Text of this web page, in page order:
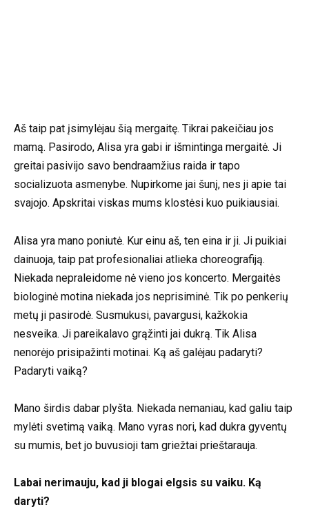
Aš taip pat įsimylėjau šią mergaitę. Tikrai pakeičiau jos
mamą. Pasirodo, Alisa yra gabi ir išmintinga mergaitė. Ji
greitai pasivijo savo bendraamžius raida ir tapo
socializuota asmenybe. Nupirkome jai šunį, nes ji apie tai
svajojo. Apskritai viskas mums klostėsi kuo puikiausiai.
Alisa yra mano poniutė. Kur einu aš, ten eina ir ji. Ji puikiai
dainuoja, taip pat profesionaliai atlieka choreografiją.
Niekada nepraleidome nė vieno jos koncerto. Mergaitės
biologinė motina niekada jos neprisiminė. Tik po penkerių
metų ji pasirodė. Susmukusi, pavargusi, kažkokia
nesveika. Ji pareikalavo grąžinti jai dukrą. Tik Alisa
nenorėjo prisipažinti motinai. Ką aš galėjau padaryti?
Padaryti vaiką?
Mano širdis dabar plyšta. Niekada nemaniau, kad galiu taip
mylėti svetimą vaiką. Mano vyras nori, kad dukra gyventų
su mumis, bet jo buvusioji tam griežtai prieštarauja.
Labai nerimauju, kad ji blogai elgsis su vaiku. Ką
daryti?